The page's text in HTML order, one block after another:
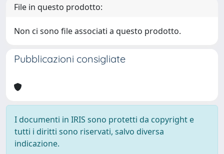
File in questo prodotto:
Non ci sono file associati a questo prodotto.
Pubblicazioni consigliate
I documenti in IRIS sono protetti da copyright e
tutti i diritti sono riservati, salvo diversa
indicazione.